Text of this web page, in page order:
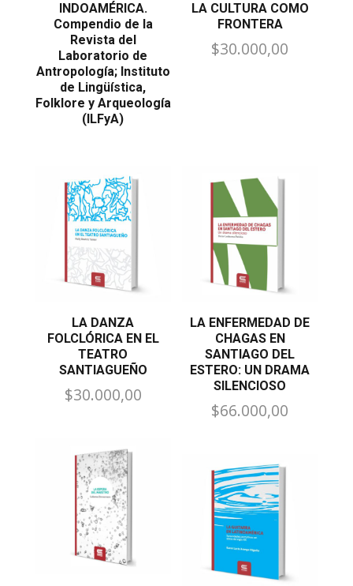
INDOAMÉRICA.
Compendio de la
Revista del
Laboratorio de
Antropología; Instituto
de Lingüística,
Folklore y Arqueología
(ILFyA)
LA CULTURA COMO
FRONTERA
$30.000,00
LA DANZA
FOLCLÓRICA EN EL
TEATRO
SANTIAGUEÑO
$30.000,00
LA ENFERMEDAD DE
CHAGAS EN
SANTIAGO DEL
ESTERO: UN DRAMA
SILENCIOSO
$66.000,00